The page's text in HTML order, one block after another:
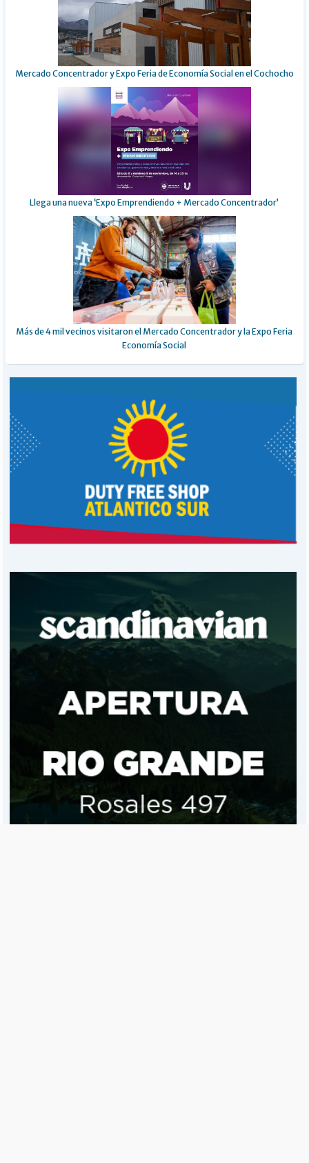
Mercado Concentrador y Expo Feria de Economía Social en el Cochocho
Llega una nueva ‘Expo Emprendiendo + Mercado Concentrador’
Más de 4 mil vecinos visitaron el Mercado Concentrador y la Expo Feria
Economía Social